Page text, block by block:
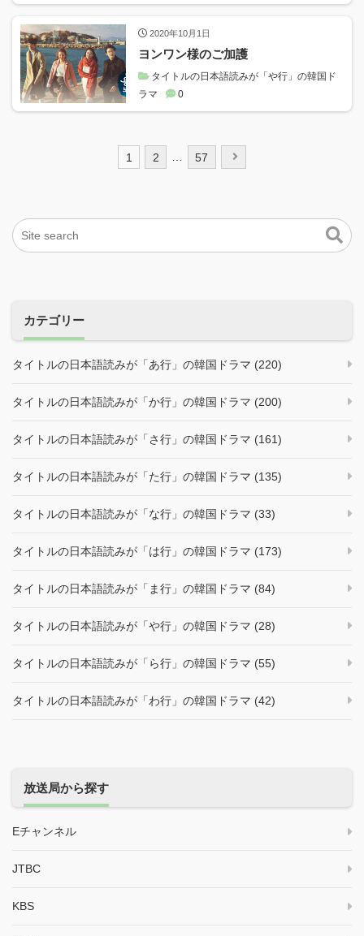
2020年10月1日
ヨンワン様のご加護
タイトルの日本語読みが「や行」の韓国ド
ラマ
0
ゲ
ー
1 2 … 57
カテゴリー
タイトルの日本語読みが「あ行」の韓国ドラマ (220)
タイトルの日本語読みが「か行」の韓国ドラマ (200)
タイトルの日本語読みが「さ行」の韓国ドラマ (161)
タイトルの日本語読みが「た行」の韓国ドラマ (135)
タイトルの日本語読みが「な行」の韓国ドラマ (33)
タイトルの日本語読みが「は行」の韓国ドラマ (173)
タイトルの日本語読みが「ま行」の韓国ドラマ (84)
タイトルの日本語読みが「や行」の韓国ドラマ (28)
タイトルの日本語読みが「ら行」の韓国ドラマ (55)
タイトルの日本語読みが「わ行」の韓国ドラマ (42)
放送局から探す
Eチャンネル
JTBC
KBS